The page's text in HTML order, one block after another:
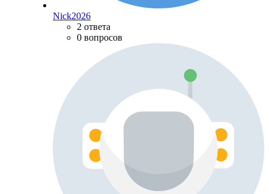
Nick2026
2 ответа
0 вопросов